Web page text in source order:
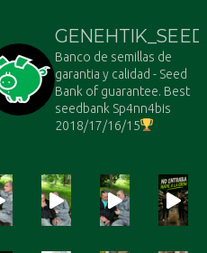
GENEHTIK_SEEDS
Banco de semillas de
garantia y calidad - Seed
Bank of guarantee. Best
seedbank Sp4nn4bis
2018/17/16/15